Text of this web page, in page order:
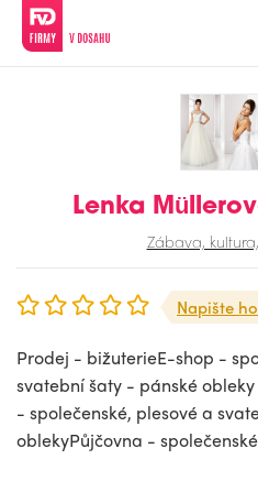
Lenka
Zábava,
Napište
Prodej - bižuterieE-shop -
svatební šaty - pánské
- společenské, plesové a
oblekyPůjčovna -